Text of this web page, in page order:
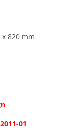
x 820 mm
01